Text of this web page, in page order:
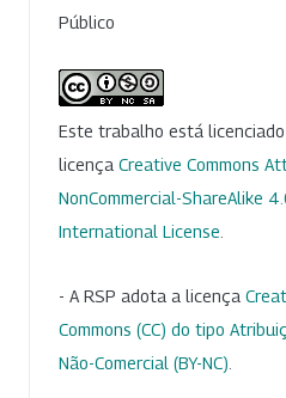
Público
Este trabalho está
licença Creative Commons
NonCommercial-ShareAlike
International License
- A RSP adota a licença
Commons (CC) do tipo
Não-Comercial (BY-NC)